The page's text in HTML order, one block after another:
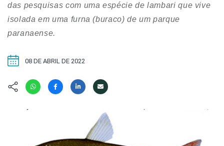
Kit
Segunda
Universo
das pesquisas com uma espécie de lambari que vive
isolada em uma furna (buraco) de um parque
paranaense.
08 DE ABRIL DE 2022